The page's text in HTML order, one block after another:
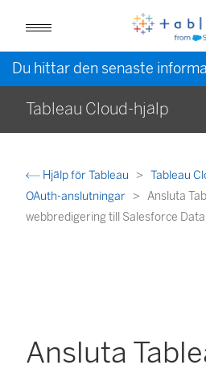
Du hittar den senaste
Tableau Cloud-hjälp
Hjälp för Tableau Tableau
OAuth-anslutningar
Ansluta
webbredigering till Salesforce
Ansluta